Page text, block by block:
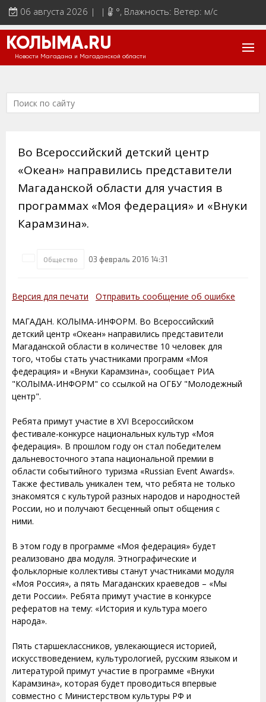
06 августа 2026 | | °, Влажность: Ветер: м/с
КОЛЫМА.RU
Новости Магадана и Магаданской области
Во Всероссийский детский центр
«Океан» направились представители
Магаданской области для участия в
программах «Моя федерация» и «Внуки
Карамзина».
Общество 03 февраль 2016 14:31
Версия для печати Отправить сообщение об ошибке
МАГАДАН. КОЛЫМА-ИНФОРМ. Во Всероссийский
детский центр «Океан» направились представители
Магаданской области в количестве 10 человек для
того, чтобы стать участниками программ «Моя
федерация» и «Внуки Карамзина», сообщает РИА
"КОЛЫМА-ИНФОРМ" со ссылкой на ОГБУ "Молодежный
центр".
Ребята примут участие в XVI Всероссийском
фестивале-конкурсе национальных культур «Моя
федерация». В прошлом году он стал победителем
дальневосточного этапа национальной премии в
области событийного туризма «Russian Event Awards».
Также фестиваль уникален тем, что ребята не только
знакомятся с культурой разных народов и народностей
России, но и получают бесценный опыт общения с
ними.
В этом году в программе «Моя федерация» будет
реализовано два модуля. Этнографические и
фольклорные коллективы станут участниками модуля
«Моя Россия», а пять Магаданских краеведов – «Мы
дети России». Ребята примут участие в конкурсе
рефератов на тему: «История и культура моего
народа».
Пять старшеклассников, увлекающиеся историей,
искусствоведением, культурологией, русским языком и
литературой примут участие в программе «Внуки
Карамзина», которая будет проводиться впервые
совместно с Министерством культуры РФ и